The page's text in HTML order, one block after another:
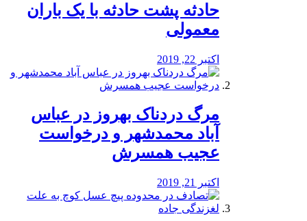
️حادثه پشت حادثه با یک باران
معمولی
اکتبر 22, 2019
مرگ دردناک بهروز در عباس
آباد محمدشهر و درخواست
عجیب همسرش
اکتبر 21, 2019